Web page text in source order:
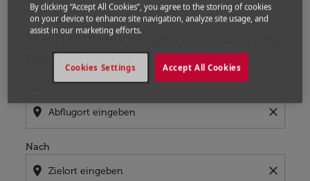
Die nächsten Flüge von Gaziantep
nach Houston
location_on close
Nach
location_on close
Bitte ändern Sie Ihre gewünschte Route (Abflugort
By clicking “Accept All Cookies”, you agree to the storing of cookies
on your device to enhance site navigation, analyze site usage, and
assist in our marketing efforts.
Accept All Cookies
Cookies Settings